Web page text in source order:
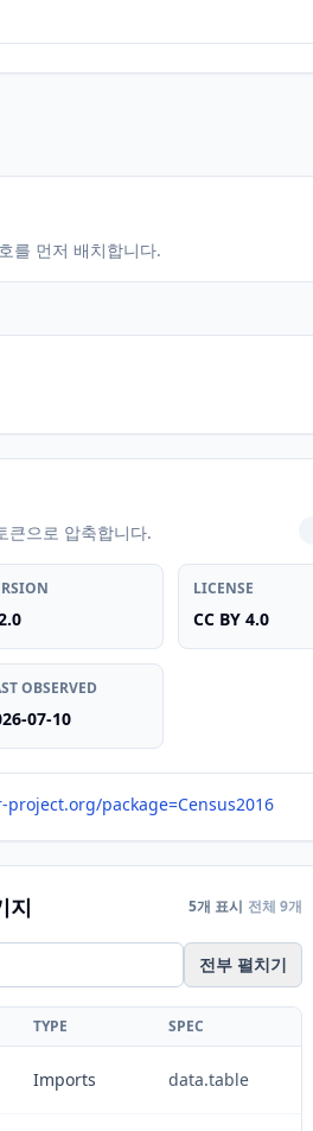
를 먼저 배치합니다.
큰으로 압축합니다.
LICENSE
CC BY 4.0
OBSERVED
07-10
project.org/package=Census2016
지 5개 표시 전체 9개
전부 펼치기
TYPE SPEC
Imports data.table